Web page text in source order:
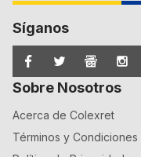
Síganos
Sobre Nosotros
Acerca de Colexret
Términos y Condiciones